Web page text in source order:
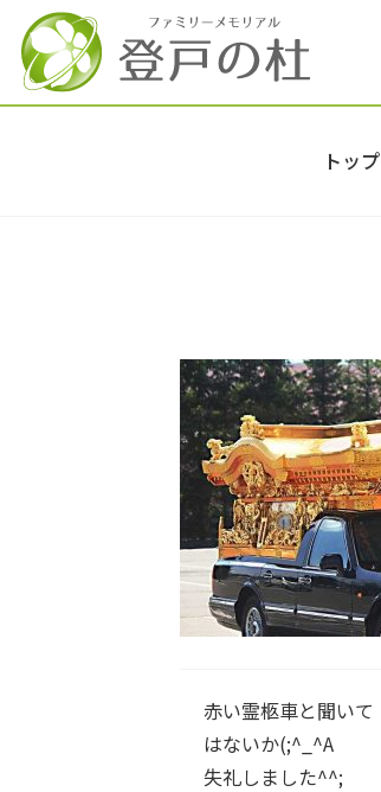
トップ
赤い霊柩車と聞い
はないか(;^_^A
失礼しました^^;